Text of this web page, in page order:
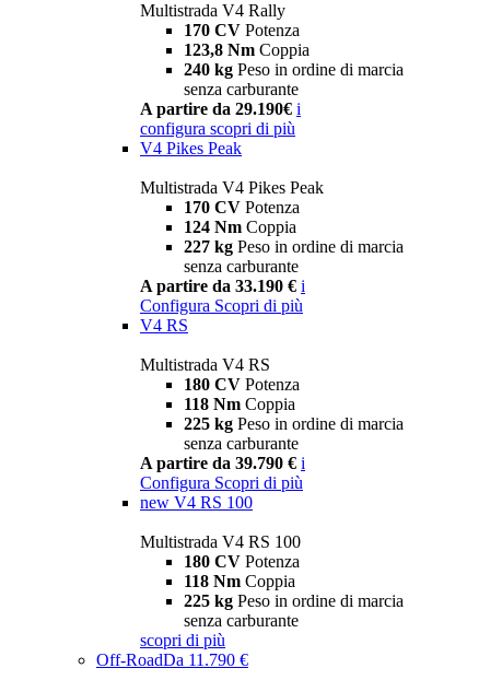
Multistrada V4 Rally
170 CV Potenza
123,8 Nm Coppia
240 kg Peso in ordine di marcia
senza carburante
A partire da 29.190€ i
configura scopri di più
V4 Pikes Peak
Multistrada V4 Pikes Peak
170 CV Potenza
124 Nm Coppia
227 kg Peso in ordine di marcia
senza carburante
A partire da 33.190 € i
Configura Scopri di più
V4 RS
Multistrada V4 RS
180 CV Potenza
118 Nm Coppia
225 kg Peso in ordine di marcia
senza carburante
A partire da 39.790 € i
Configura Scopri di più
new V4 RS 100
Multistrada V4 RS 100
180 CV Potenza
118 Nm Coppia
225 kg Peso in ordine di marcia
senza carburante
scopri di più
Off-RoadDa 11.790 €